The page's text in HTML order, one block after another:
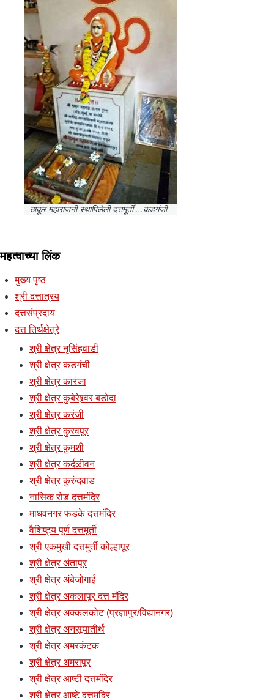
ठाकूर महाराजनी स्थापिलेली दत्तमूर्ती ...कडगंजी
महत्वाच्या लिंक
मुख्य पृष्ठ
श्री दत्तात्रय
दत्तसंप्रदाय
दत्त तिर्थक्षेत्रे
श्री क्षेत्र नृसिंहवाडी
श्री क्षेत्र कडगंची
श्री क्षेत्र कारंजा
श्री क्षेत्र कुबेरेश्र्वर बडोदा
श्री क्षेत्र करंजी
श्री क्षेत्र कुरवपूर
श्री क्षेत्र कुमशी
श्री क्षेत्र कर्दळीवन
श्री क्षेत्र कुरुंदवाड
नासिक रोड दत्तमंदिर
माधवनगर फडके दत्तमंदिर
वैशिष्ट्य पूर्ण दत्तमूर्ती
श्री एकमुखी दत्तमुर्ती कोल्हापूर
श्री क्षेत्र अंतापूर
श्री क्षेत्र अंबेजोगाई
श्री क्षेत्र अकलापूर दत्त मंदिर
श्री क्षेत्र अक्कलकोट (प्रज्ञापुर/विद्यानगर)
श्री क्षेत्र अनसूयातीर्थ
श्री क्षेत्र अमरकंटक
श्री क्षेत्र अमरापूर
श्री क्षेत्र आष्टी दत्तमंदिर
श्री क्षेत्र आष्टे दत्तमंदिर